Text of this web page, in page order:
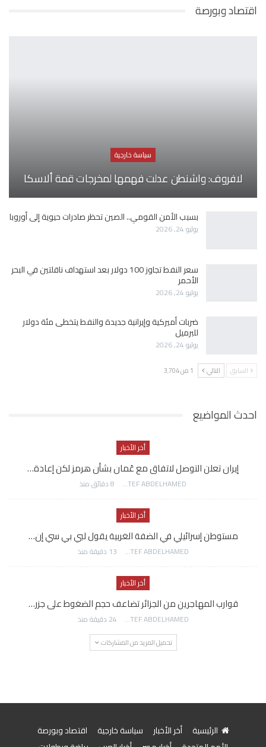
اقتصاد وبورصة
سياسة خارجية
لافروف: واشنطن عدلت فهمها لمخرجات قمة ألاسكا
بسبب الأمن القومي.. الصين تحظر صادرات حيوية إلى أوروبا
يوليو 24, 2026
سعر النفط تجاوز 100 دولار بعد استهداف ناقلتين في البحر
الأحمر
يوليو 24, 2026
ضربات أميركية وإيرانية جديدة والنفط يتخطى مئة دولار
للبرميل
يوليو 24, 2026
السابق التالي 1 من 3٬704
احدث المواضيع
أخر الأخبار
إيران تعلن التوصل لاتفاق مع عُمان بشأن هرمز لكن إعادة…
AWATEF ABDELHAMED 8 دقائق منذ
أخر الأخبار
مستوطن إسرائيلي في الضفة الغربية يقول لبي بي سي إن…
AWATEF ABDELHAMED 13 دقيقة منذ
أخر الأخبار
قوارب المهاجرين من الجزائر تضاعف حجم الضغوط على جزر…
AWATEF ABDELHAMED 24 دقيقة منذ
تحميل المزيد من المشاركات
الرئيسية أخر الأخبار سياسة خارجية
اقتصاد وبورصة